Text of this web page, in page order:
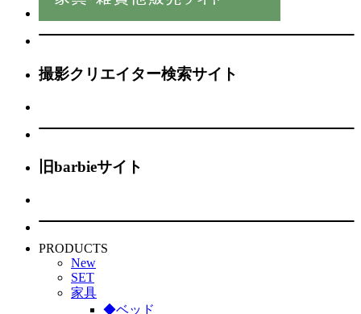
撮影クリエイター検索サイト
旧barbieサイト
PRODUCTS
New
SET
家具
◆ベッド